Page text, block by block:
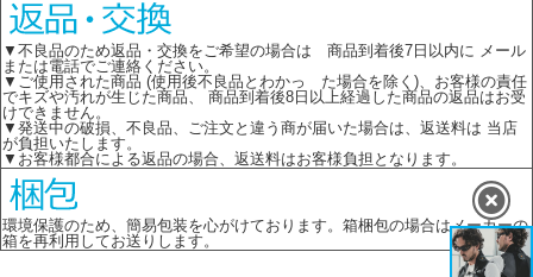
▼不良品のため返品・交換をご希望の場合は 商品到着後7日以内に メール
または電話でご連絡ください。
▼ご使用された商品 (使用後不良品とわかっ た場合を除く)、お客様の責任
でキズや汚れが生じた商品、 商品到着後8日以上経過した商品の返品はお受
けできません。
▼発送中の破損、不良品、ご注文と違う商が届いた場合は、返送料は 当店
が負担いたします。
▼お客様都合による返品の場合、返送料はお客様負担となります。
環境保護のため、簡易包装を心がけております。箱梱包の場合はメーカーの
箱を再利用してお送りします。